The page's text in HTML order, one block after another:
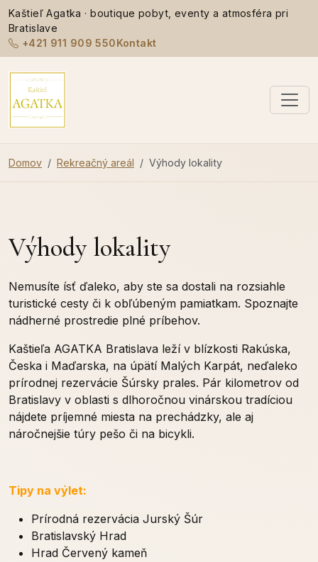
Kaštieľ Agatka · boutique pobyt, eventy a atmosféra pri
Bratislave
+421 911 909 550Kontakt
Domov Rekreačný areál Výhody lokality
Výhody lokality
Nemusíte ísť ďaleko, aby ste sa dostali na rozsiahle
turistické cesty či k obľúbeným pamiatkam. Spoznajte
nádherné prostredie plné príbehov.
Kaštieľa AGATKA Bratislava leží v blízkosti Rakúska,
Česka i Maďarska, na úpätí Malých Karpát, neďaleko
prírodnej rezervácie Šúrsky prales. Pár kilometrov od
Bratislavy v oblasti s dlhoročnou vinárskou tradíciou
nájdete príjemné miesta na prechádzky, ale aj
náročnejšie túry pešo či na bicykli.
Tipy na výlet:
Prírodná rezervácia Jurský Šúr
Bratislavský Hrad
Hrad Červený kameň